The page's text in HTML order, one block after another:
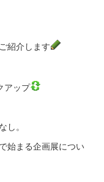
紹介します
アップ
し。
で始まる企画展につい